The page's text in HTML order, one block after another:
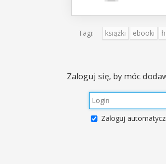
Tagi: książki ebooki
Zaloguj się, by móc
Zaloguj